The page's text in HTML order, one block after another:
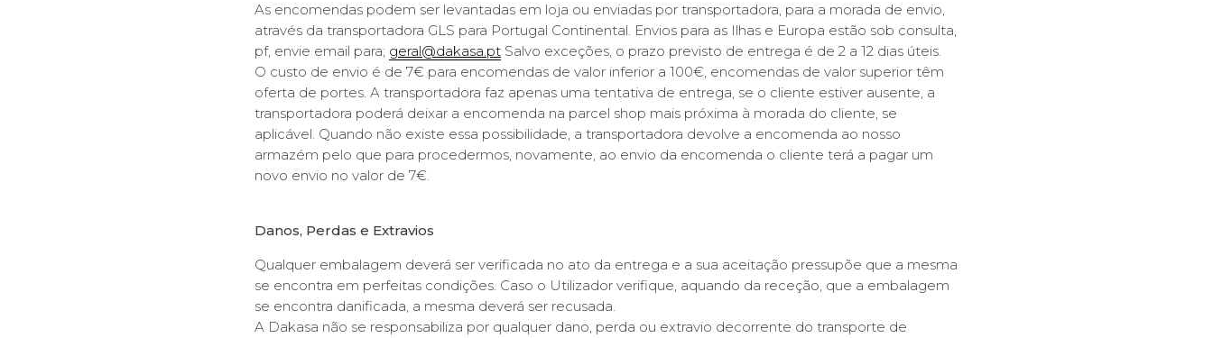
As encomendas podem ser levantadas em loja ou enviadas por transportadora, para a morada de envio,
através da transportadora GLS para Portugal Continental. Envios para as Ilhas e Europa estão sob consulta,
pf, envie email para; geral@dakasa.pt Salvo exceções, o prazo previsto de entrega é de 2 a 12 dias úteis.
O custo de envio é de 7€ para encomendas de valor inferior a 100€, encomendas de valor superior têm
oferta de portes. A transportadora faz apenas uma tentativa de entrega, se o cliente estiver ausente, a
transportadora poderá deixar a encomenda na parcel shop mais próxima à morada do cliente, se
aplicável. Quando não existe essa possibilidade, a transportadora devolve a encomenda ao nosso
armazém pelo que para procedermos, novamente, ao envio da encomenda o cliente terá a pagar um
novo envio no valor de 7€.
Danos, Perdas e Extravios
Qualquer embalagem deverá ser verificada no ato da entrega e a sua aceitação pressupõe que a mesma
se encontra em perfeitas condições. Caso o Utilizador verifique, aquando da receção, que a embalagem
se encontra danificada, a mesma deverá ser recusada.
A Dakasa não se responsabiliza por qualquer dano, perda ou extravio decorrente do transporte de